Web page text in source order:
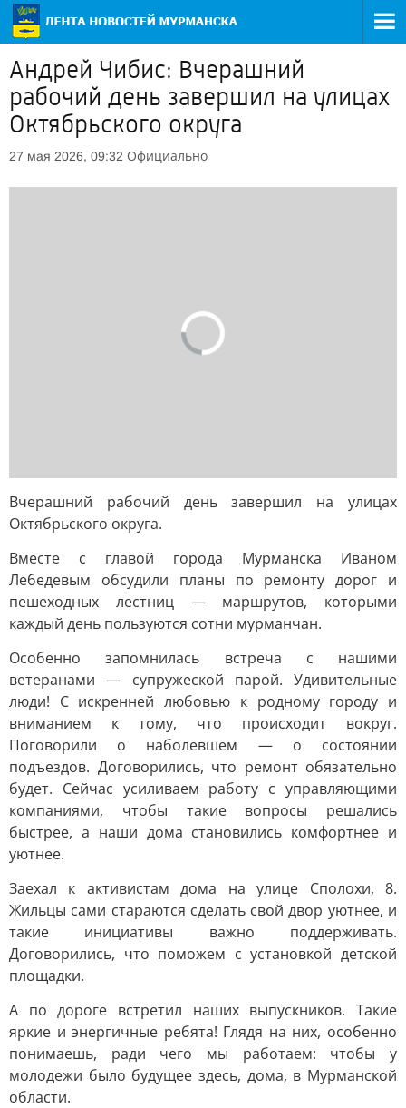
Андрей Чибис: Вчерашний
рабочий день завершил на улицах
Октябрьского округа
27 мая 2026, 09:32 Официально
Вчерашний рабочий день завершил на улицах
Октябрьского округа.
Вместе с главой города Мурманска Иваном
Лебедевым обсудили планы по ремонту дорог и
пешеходных лестниц — маршрутов, которыми
каждый день пользуются сотни мурманчан.
Особенно запомнилась встреча с нашими
ветеранами — супружеской парой. Удивительные
люди! С искренней любовью к родному городу и
вниманием к тому, что происходит вокруг.
Поговорили о наболевшем — о состоянии
подъездов. Договорились, что ремонт обязательно
будет. Сейчас усиливаем работу с управляющими
компаниями, чтобы такие вопросы решались
быстрее, а наши дома становились комфортнее и
уютнее.
Заехал к активистам дома на улице Сполохи, 8.
Жильцы сами стараются сделать свой двор уютнее, и
такие инициативы важно поддерживать.
Договорились, что поможем с установкой детской
площадки.
А по дороге встретил наших выпускников. Такие
яркие и энергичные ребята! Глядя на них, особенно
понимаешь, ради чего мы работаем: чтобы у
молодежи было будущее здесь, дома, в Мурманской
области.